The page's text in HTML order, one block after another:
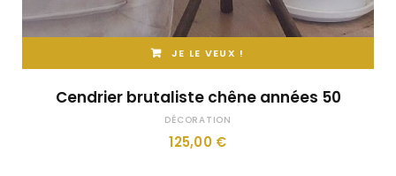
JE LE VEUX !
Cendrier brutaliste chêne années 50
DÉCORATION
125,00 €